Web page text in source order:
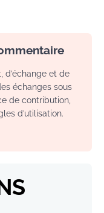
d’échange et de
échanges sous
de contribution,
d’utilisation.